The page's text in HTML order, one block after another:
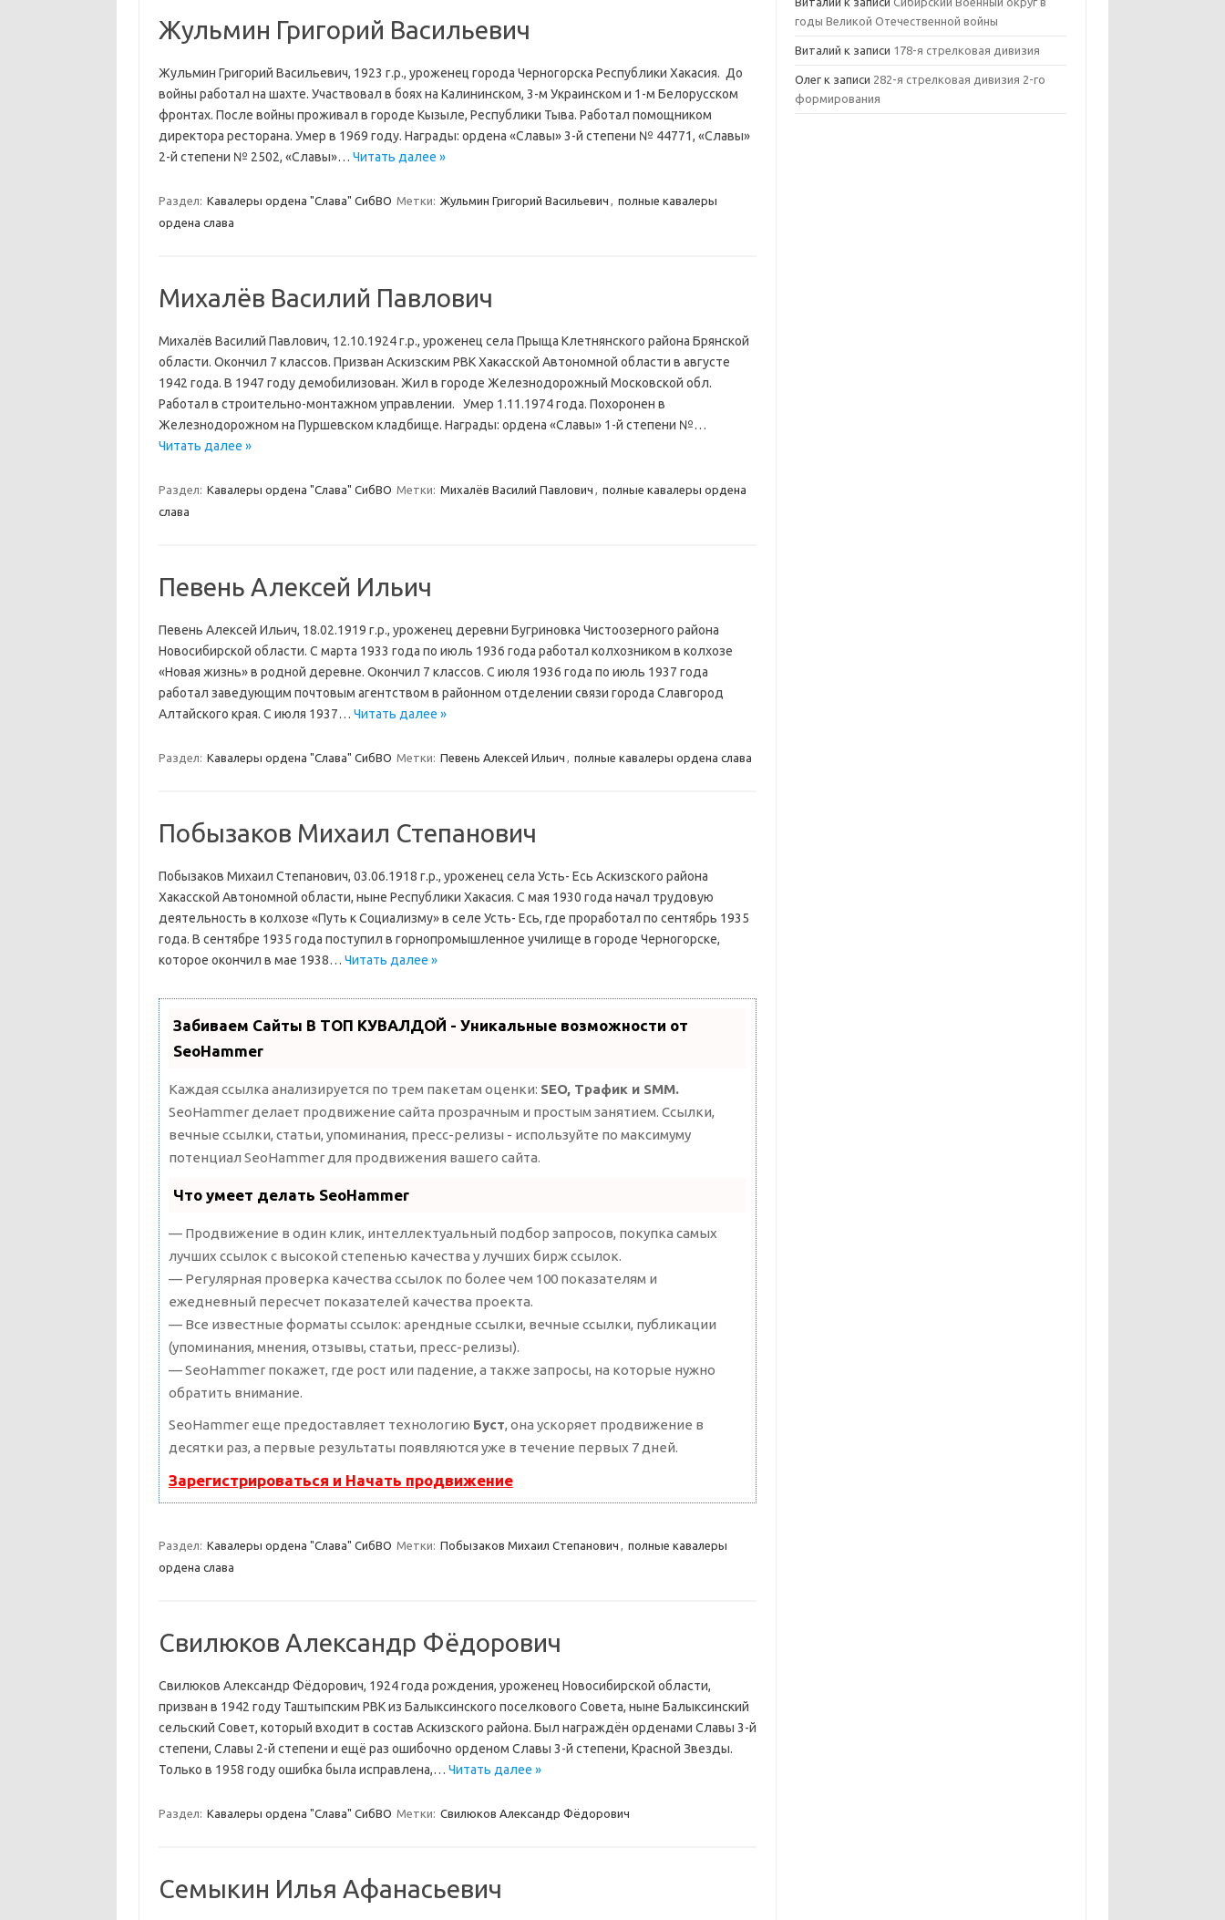
Жульмин Григорий Васильевич
Жульмин Григорий Васильевич, 1923 г.р., уроженец города Черногорска Республики Хакасия. До
войны работал на шахте. Участвовал в боях на Калининском, 3-м Украинском и 1-м Белорусском
фронтах. После войны проживал в городе Кызыле, Республики Тыва. Работал помощником
директора ресторана. Умер в 1969 году. Награды: ордена «Славы» 3-й степени № 44771, «Славы»
2-й степени № 2502, «Славы»… Читать далее »
Раздел: Кавалеры ордена "Слава" СибВО Метки: Жульмин Григорий Васильевич
полные кавалеры
ордена слава
Михалёв Василий Павлович
Михалёв Василий Павлович, 12.10.1924 г.р., уроженец села Прыща Клетнянского района Брянской
области. Окончил 7 классов. Призван Аскизским РВК Хакасской Автономной области в августе
1942 года. В 1947 году демобилизован. Жил в городе Железнодорожный Московской обл.
Работал в строительно-монтажном управлении. Умер 1.11.1974 года. Похоронен в
Железнодорожном на Пуршевском кладбище. Награды: ордена «Славы» 1-й степени №…
Читать далее »
Раздел: Кавалеры ордена "Слава" СибВО Метки: Михалёв Василий Павлович
полные кавалеры ордена
слава
Певень Алексей Ильич
Певень Алексей Ильич, 18.02.1919 г.р., уроженец деревни Бугриновка Чистоозерного района
Новосибирской области. С марта 1933 года по июль 1936 года работал колхозником в колхозе
«Новая жизнь» в родной деревне. Окончил 7 классов. С июля 1936 года по июль 1937 года
работал заведующим почтовым агентством в районном отделении связи города Славгород
Алтайского края. С июля 1937… Читать далее »
Раздел: Кавалеры ордена "Слава" СибВО Метки: Певень Алексей Ильич полные кавалеры ордена слава
Побызаков Михаил Степанович
Побызаков Михаил Степанович, 03.06.1918 г.р., уроженец села Усть- Есь Аскизского района
Хакасской Автономной области, ныне Республики Хакасия. С мая 1930 года начал трудовую
деятельность в колхозе «Путь к Социализму» в селе Усть- Есь, где проработал по сентябрь 1935
года. В сентябре 1935 года поступил в горнопромышленное училище в городе Черногорске,
которое окончил в мае 1938… Читать далее »
Забиваем Сайты В ТОП КУВАЛДОЙ - Уникальные возможности от
SeoHammer
Каждая ссылка анализируется по трем пакетам оценки: SEO, Трафик и SMM.
SeoHammer делает продвижение сайта прозрачным и простым занятием. Ссылки,
вечные ссылки, статьи, упоминания, пресс-релизы - используйте по максимуму
потенциал SeoHammer для продвижения вашего сайта.
Что умеет делать SeoHammer
— Продвижение в один клик, интеллектуальный подбор запросов, покупка самых
лучших ссылок с высокой степенью качества у лучших бирж ссылок.
— Регулярная проверка качества ссылок по более чем 100 показателям и
ежедневный пересчет показателей качества проекта.
— Все известные форматы ссылок: арендные ссылки, вечные ссылки, публикации
(упоминания, мнения, отзывы, статьи, пресс-релизы).
— SeoHammer покажет, где рост или падение, а также запросы, на которые нужно
обратить внимание.
SeoHammer еще предоставляет технологию Буст, она ускоряет продвижение в
десятки раз, а первые результаты появляются уже в течение первых 7 дней.
Зарегистрироваться и Начать продвижение
Раздел: Кавалеры ордена "Слава" СибВО Метки: Побызаков Михаил Степанович
полные кавалеры
ордена слава
Свилюков Александр Фёдорович
Свилюков Александр Фёдорович, 1924 года рождения, уроженец Новосибирской области,
призван в 1942 году Таштыпским РВК из Балыксинского поселкового Совета, ныне Балыксинский
сельский Совет, который входит в состав Аскизского района. Был награждён орденами Славы 3-й
степени, Славы 2-й степени и ещё раз ошибочно орденом Славы 3-й степени, Красной Звезды.
Только в 1958 году ошибка была исправлена,… Читать далее »
Раздел: Кавалеры ордена "Слава" СибВО Метки: Свилюков Александр Фёдорович
Семыкин Илья Афанасьевич
годы Великой Отечественной войны
Виталий к записи 178-я стрелковая дивизия
Олег к записи 282-я стрелковая дивизия 2-го
формирования